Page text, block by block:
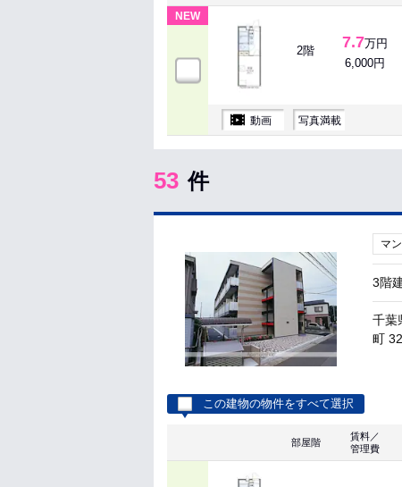
NEW
2階 7.7万円
6,000円
動画 写真満載
53 件
マ
3階
千葉
町
この建物の物件をすべて選択
部屋階
賃料／
管理費